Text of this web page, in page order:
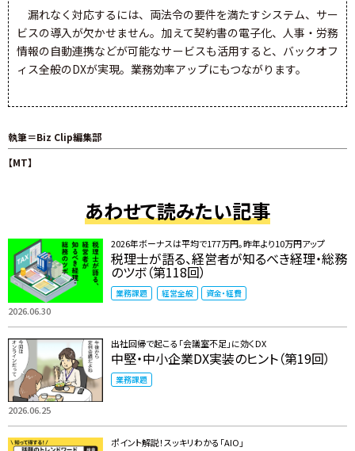
漏れなく対応するには、両法令の要件を満たすシステム、サー
ビスの導入が欠かせません。加えて契約書の電子化、人事・労務
情報の自動連携などが可能なサービスも活用すると、バックオフ
ィス全般のDXが実現。業務効率アップにもつながります。
執筆＝Biz Clip編集部
【MT】
あわせて読みたい記事
2026.06.30
2026年ボーナスは平均で177万円。昨年より10万円アップ
税理士が語る、経営者が知るべき経理・総務
のツボ（第118回）
業務課題 経営全般 資金・経費
2026.06.25
出社回帰で起こる「会議室不足」に効くDX
中堅・中小企業DX実装のヒント（第19回）
業務課題
ポイント解説！スッキリわかる「AIO」